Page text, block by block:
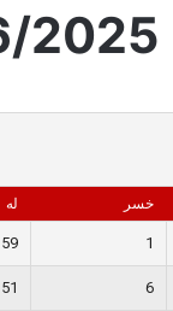
خسر له
1
59
6
51